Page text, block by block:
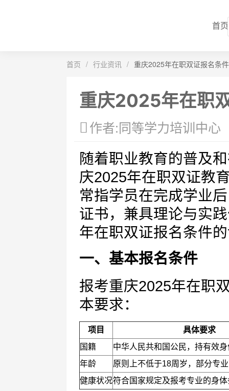
首页
首页 / 行业资讯 / 重庆2025年在职双证报名条件
重庆2025年在职
作者:同等学力培训中心
随着职业教育的普及
庆2025年在职双证教
常指学员在完成学业
证书，兼具理论与实
年在职双证报名条件
一、基本报名条件
报考重庆2025年在职
本要求：
项目
具体要求
国籍
中华人民共和国公民，持有效
年龄
原则上不低于18周岁，部分专
健康状况符合国家规定及报考专业的身